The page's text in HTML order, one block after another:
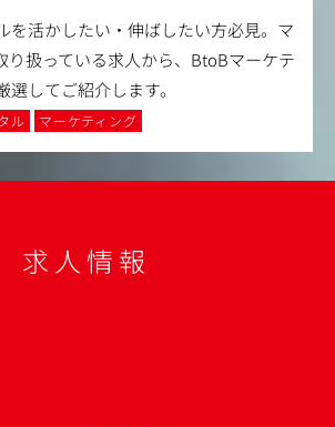
を活かしたい・伸ばしたい方必見。マ
り扱っている求人から、BtoBマーケテ
選してご紹介します。
ル マーケティング
求人情報